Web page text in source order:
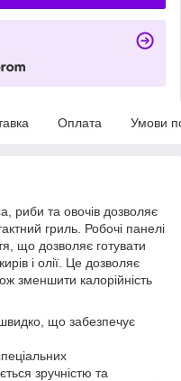
Оплата Умови
риби та овочів дозволяє
гриль. Робочі панелі
що дозволяє готувати
і олії. Це дозволяє
зменшити калорійність
що забезпечує
зручністю та